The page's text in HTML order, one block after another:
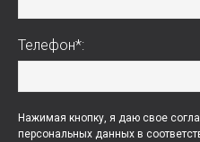
Телефон*:
Нажимая кнопку, я даю свое
персональных данных в